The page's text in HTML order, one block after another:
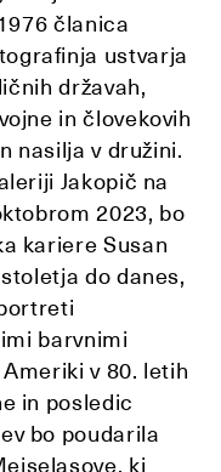
članica
ustvarja
državah,
in človekovih
nasilja v družini.
Jakopič na
2023, bo
kariere Susan
do danes,
barvnimi
v 80. letih
in posledic
bo poudarila
ki